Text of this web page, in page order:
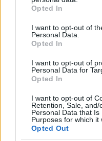
grant or deny consent to
use your data for below
consent section.
Opted In
I want to opt-out of
Personal Data.
Opted In
I want to opt-out of
Personal Data for
Opted In
I want to opt-out of
Retention, Sale,
Personal Data that
Purposes for which it
Opted Out
ΟΛΕΣ ΟΙ ΕΙΔΗΣΕΙΣ
ΗΠΑ: Με αυτούς τους
δολαρίων,
αντικείμενα
Αύριο η εξειδίκευση
πρωθυπουργός -Εφάπαξ
ρυθμίσεις δόσεων
ΗΠΑ: Στρατηγός
αντικείμενα